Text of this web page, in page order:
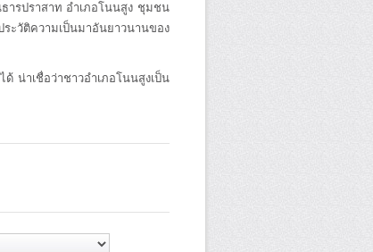
ารปราสาท อำเภอโนนสูง ชุมชน
ะวัติความเป็นมาอันยาวนานของ
น่าเชื่อว่าชาวอำเภอโนนสูงเป็น